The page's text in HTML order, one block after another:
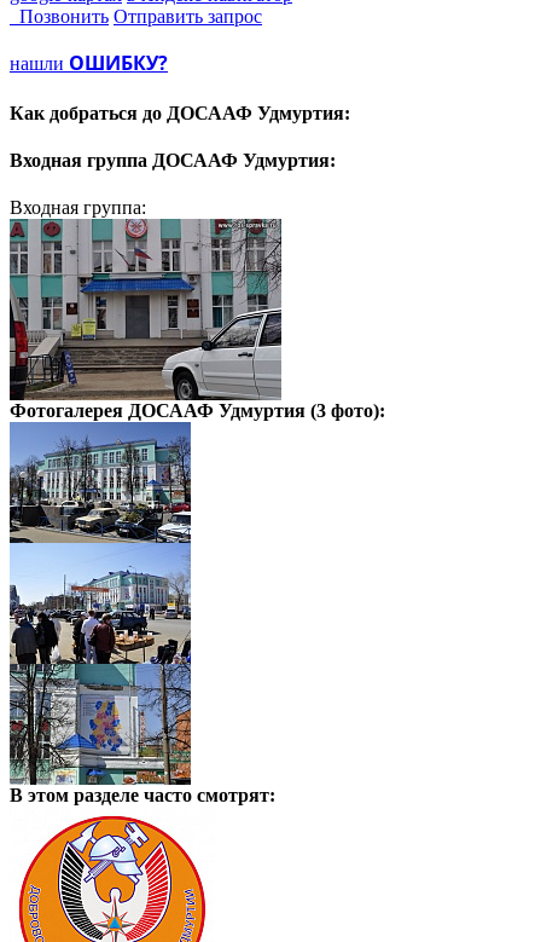
Позвонить Отправить запрос
нашли ОШИБКУ?
Как добраться до ДОСААФ Удмуртия:
Входная группа ДОСААФ Удмуртия:
Входная группа:
Фотогалерея ДОСААФ Удмуртия (3 фото):
В этом разделе часто смотрят: